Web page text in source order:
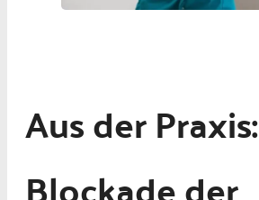
Aus der Praxis: